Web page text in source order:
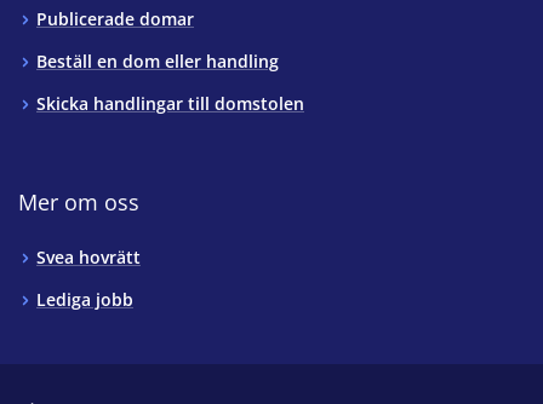
Publicerade domar
Beställ en dom eller handling
Skicka handlingar till domstolen
Mer om oss
Svea hovrätt
Lediga jobb